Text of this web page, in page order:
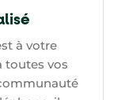
à votre
toutes vos